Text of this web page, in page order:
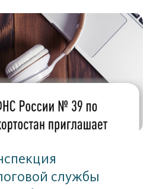
службы